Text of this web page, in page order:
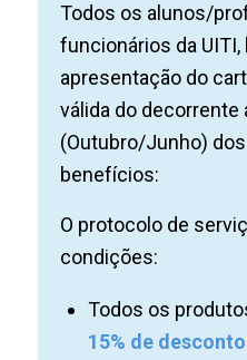
Todos os alunos/
funcionários da
apresentação do
válida do decorrente
(Outubro/Junho)
benefícios:
O protocolo de
condições:
Todos os
15% de desconto